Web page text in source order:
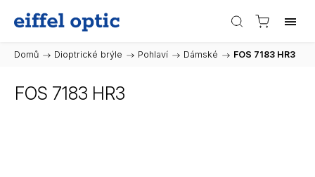
Domů / Dioptrické brýle / Pohlaví / Dámské / FOS 7183 HR3
FOS 7183 HR3